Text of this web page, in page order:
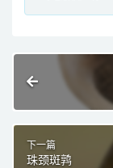
下一篇
珠颈斑鹑